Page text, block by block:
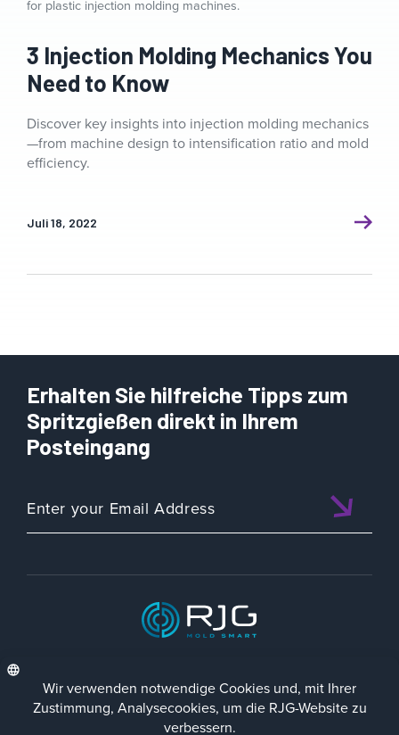
for plastic injection molding machines.
3 Injection Molding Mechanics You
Need to Know
Discover key insights into injection molding mechanics
—from machine design to intensification ratio and mold
efficiency.
Juli 18, 2022
Erhalten Sie hilfreiche Tipps zum
Spritzgießen direkt in Ihrem
Posteingang